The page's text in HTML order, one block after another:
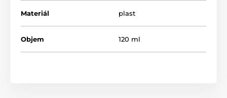
Materiál plast
Objem 120 ml